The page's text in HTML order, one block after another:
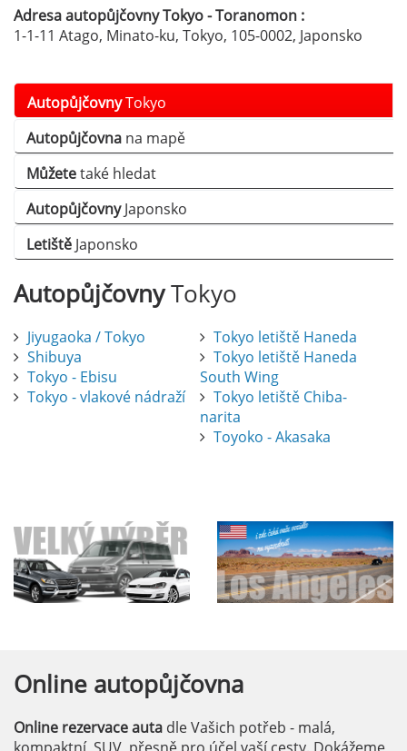
Adresa autopůjčovny Tokyo - Toranomon :
1-1-11 Atago, Minato-ku, Tokyo, 105-0002, Japonsko
AutopůjčovnyTokyo
Autopůjčovna na mapě
Můžetetaké hledat
AutopůjčovnyJaponsko
Letiště Japonsko
AutopůjčovnyTokyo
Jiyugaoka / Tokyo
Shibuya
Tokyo - Ebisu
Tokyo - vlakové nádraží
Tokyo letiště Haneda
Tokyo letiště Haneda
South Wing
Tokyo letiště Chiba-
narita
Toyoko - Akasaka
Online autopůjčovna
Online rezervace auta dle Vašich potřeb - malá,